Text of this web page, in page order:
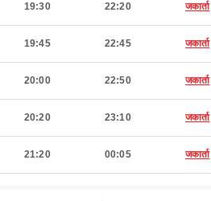
19:30 22:20 जकार्ता
19:45 22:45 जकार्ता
20:00 22:50 जकार्ता
20:20 23:10 जकार्ता
21:20 00:05 जकार्ता